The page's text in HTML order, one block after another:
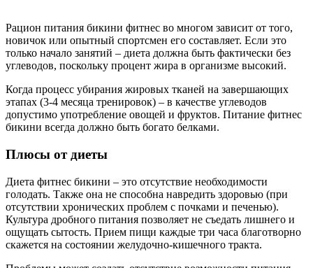
Рацион питания бикини фитнес во многом зависит от того,
новичок или опытный спортсмен его составляет. Если это
только начало занятий – диета должна быть фактически без
углеводов, поскольку процент жира в организме высокий.
Когда процесс убирания жировых тканей на завершающих
этапах (3-4 месяца тренировок) – в качестве углеводов
допустимо употребление овощей и фруктов. Питание фитнес
бикини всегда должно быть богато белками.
Плюсы от диеты
Диета фитнес бикини – это отсутствие необходимости
голодать. Также она не способна навредить здоровью (при
отсутствии хронических проблем с почками и печенью).
Культура дробного питания позволяет не съедать лишнего и
ощущать сытость. Прием пищи каждые три часа благотворно
скажется на состоянии желудочно-кишечного тракта.